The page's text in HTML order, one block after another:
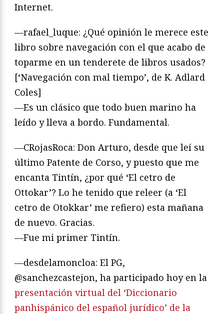
Internet.
—rafael_luque: ¿Qué opinión le merece este
libro sobre navegación con el que acabo de
toparme en un tenderete de libros usados?
[‘Navegación con mal tiempo’, de K. Adlard
Coles]
—Es un clásico que todo buen marino ha
leído y lleva a bordo. Fundamental.
—CRojasRoca: Don Arturo, desde que leí su
último Patente de Corso, y puesto que me
encanta Tintín, ¿por qué ‘El cetro de
Ottokar’? Lo he tenido que releer (a ‘El
cetro de Otokkar’ me refiero) esta mañana
de nuevo. Gracias.
—Fue mi primer Tintín.
—desdelamoncloa: El PG,
@sanchezcastejon, ha participado hoy en la
presentación virtual del ‘Diccionario
panhispánico del español jurídico’ de la